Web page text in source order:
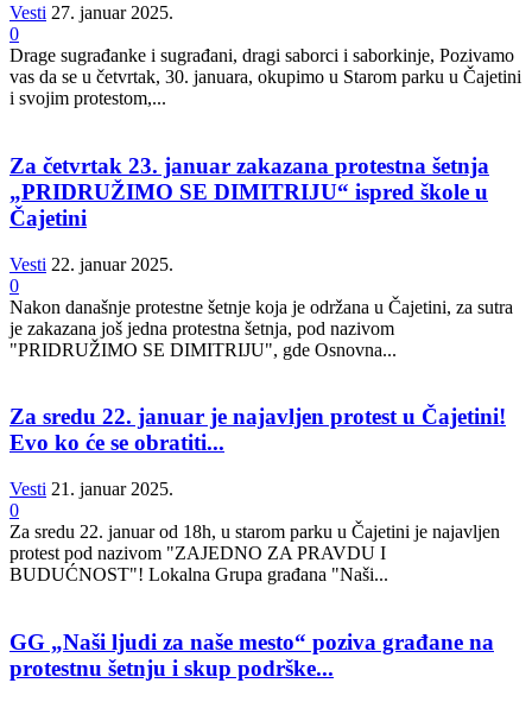
Vesti 27. januar 2025.
0
Drage sugrađanke i sugrađani, dragi saborci i saborkinje, Pozivamo
vas da se u četvrtak, 30. januara, okupimo u Starom parku u Čajetini
i svojim protestom,...
Za četvrtak 23. januar zakazana protestna šetnja
„PRIDRUŽIMO SE DIMITRIJU“ ispred škole u
Čajetini
Vesti 22. januar 2025.
0
Nakon današnje protestne šetnje koja je održana u Čajetini, za sutra
je zakazana još jedna protestna šetnja, pod nazivom
"PRIDRUŽIMO SE DIMITRIJU", gde Osnovna...
Za sredu 22. januar je najavljen protest u Čajetini!
Evo ko će se obratiti...
Vesti 21. januar 2025.
0
Za sredu 22. januar od 18h, u starom parku u Čajetini je najavljen
protest pod nazivom "ZAJEDNO ZA PRAVDU I
BUDUĆNOST"! Lokalna Grupa građana "Naši...
GG „Naši ljudi za naše mesto“ poziva građane na
protestnu šetnju i skup podrške...